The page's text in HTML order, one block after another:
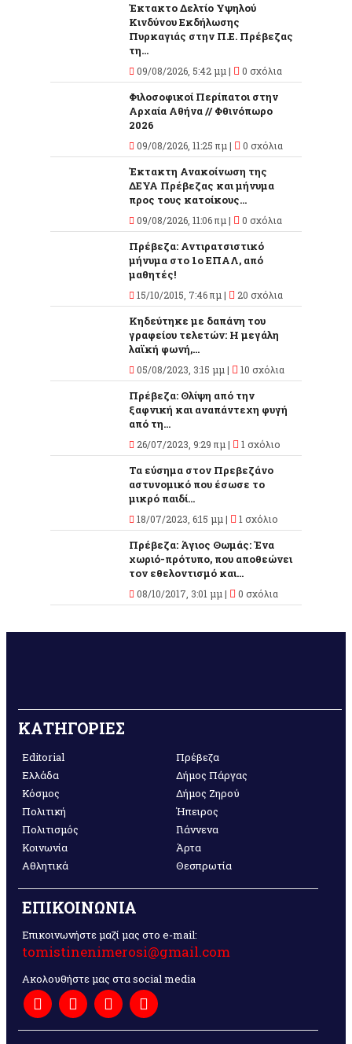
Έκτακτο Δελτίο Υψηλού
Κινδύνου Εκδήλωσης
Πυρκαγιάς στην Π.Ε. Πρέβεζας
τη...
09/08/2026, 5:42 μμ | 0 σχόλια
Φιλοσοφικοί Περίπατοι στην
Αρχαία Αθήνα // Φθινόπωρο
2026
09/08/2026, 11:25 πμ | 0 σχόλια
Έκτακτη Ανακοίνωση της
ΔΕΥΑ Πρέβεζας και μήνυμα
προς τους κατοίκους...
09/08/2026, 11:06 πμ | 0 σχόλια
Πρέβεζα: Αντιρατσιστικό
μήνυμα στο 1ο ΕΠΑΛ, από
μαθητές!
15/10/2015, 7:46 πμ | 20 σχόλια
Κηδεύτηκε με δαπάνη του
γραφείου τελετών: Η μεγάλη
λαϊκή φωνή,...
05/08/2023, 3:15 μμ | 10 σχόλια
Πρέβεζα: Θλίψη από την
ξαφνική και αναπάντεχη φυγή
από τη...
26/07/2023, 9:29 πμ | 1 σχόλιο
Τα εύσημα στον Πρεβεζάνο
αστυνομικό που έσωσε το
μικρό παιδί...
18/07/2023, 6:15 μμ | 1 σχόλιο
Πρέβεζα: Άγιος Θωμάς: Ένα
χωριό-πρότυπο, που αποθεώνει
τον εθελοντισμό και...
08/10/2017, 3:01 μμ | 0 σχόλια
ΚΑΤΗΓΟΡΙΕΣ
Editorial
Ελλάδα
Κόσμος
Πολιτική
Πολιτισμός
Κοινωνία
Αθλητικά
Πρέβεζα
Δήμος Πάργας
Δήμος Ζηρού
Ήπειρος
Γιάννενα
Άρτα
Θεσπρωτία
ΕΠΙΚΟΙΝΩΝΙΑ
Επικοινωνήστε μαζί μας στο e-mail:
tomistinenimerosi@gmail.com
Ακολουθήστε μας στα social media